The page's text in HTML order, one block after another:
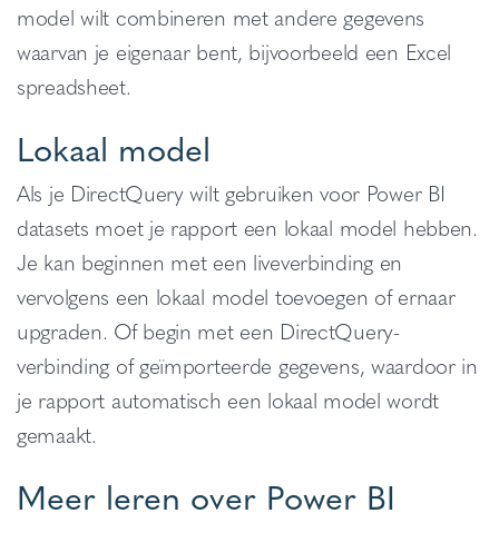
model wilt combineren met andere gegevens
waarvan je eigenaar bent, bijvoorbeeld een Excel
spreadsheet.
Lokaal model
Als je DirectQuery wilt gebruiken voor Power BI
datasets moet je rapport een lokaal model hebben.
Je kan beginnen met een liveverbinding en
vervolgens een lokaal model toevoegen of ernaar
upgraden. Of begin met een DirectQuery-
verbinding of geïmporteerde gegevens, waardoor in
je rapport automatisch een lokaal model wordt
gemaakt.
Meer leren over Power BI